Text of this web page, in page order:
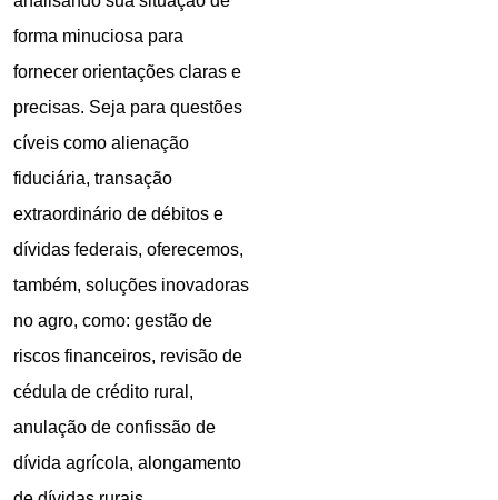
forma minuciosa para
fornecer orientações claras e
precisas. Seja para questões
cíveis como alienação
fiduciária, transação
extraordinário de débitos e
dívidas federais, oferecemos,
também, soluções inovadoras
no agro, como: gestão de
riscos financeiros, revisão de
cédula de crédito rural,
anulação de confissão de
dívida agrícola, alongamento